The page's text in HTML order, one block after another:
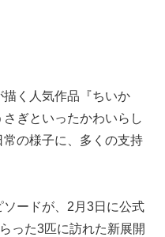
く人気作品『ちいか
ぎといったかわいらし
の様子に、多くの支持
ードが、2月3日に公式
った3匹に訪れた新展開